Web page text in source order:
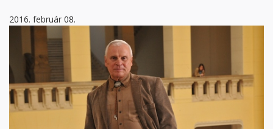
2016. február 08.